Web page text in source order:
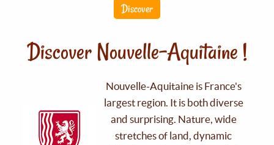
Discover
Discover Nouvelle-Aquitaine !
Nouvelle-Aquitaine is France's
largest region. It is both diverse
and surprising. Nature, wide
stretches of land, dynamic